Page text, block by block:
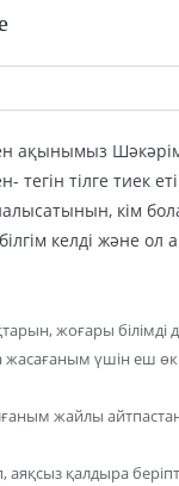
ақынымыз
тегін тілге тиек
кім
келді және
жоғары білімді
үшін еш
жайлы
қалдыра